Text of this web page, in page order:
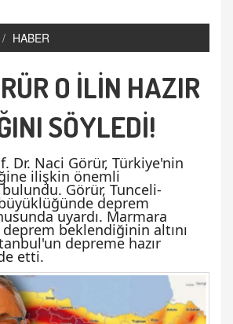
HABER
O İLİN HAZIR
SÖYLEDİ!
Dr. Naci Görür, Türkiye'nin
ilişkin önemli
Görür, Tunceli-
deprem
uyardı. Marmara
beklendiğinin altını
depreme hazır
etti.